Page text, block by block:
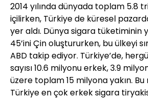
2014 yılında dünyada toplam 5.8
içilirken, Türkiye de küresel
yer aldı. Dünya sigara tüketiminin
45’ini Çin oluştururken, bu ülkeyi
ABD takip ediyor. Türkiye’de,
sayısı 10.6 milyonu erkek, 3.9
üzere toplam 15 milyona yakın.
Türkiye en çok erkek sigara